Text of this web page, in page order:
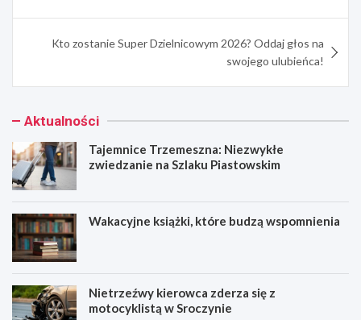
Kto zostanie Super Dzielnicowym 2026? Oddaj głos na
swojego ulubieńca!
Aktualności
Tajemnice Trzemeszna: Niezwykłe
zwiedzanie na Szlaku Piastowskim
Wakacyjne książki, które budzą wspomnienia
Nietrzeźwy kierowca zderza się z
motocyklistą w Sroczynie